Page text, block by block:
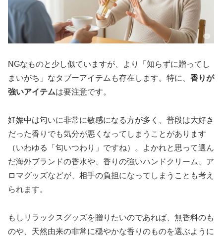
NGなものと少し似ていますが、より「知らずに贈ってし
まいがち」なタブーアイテムも存在します。特に、 香りが
強いアイテムは要注意です。
妊娠中は匂いに非常に敏感になる方が多く、普段は大好き
だった香りでも気分が悪くなってしまうことがあります
（いわゆる「匂いつわり」ですね）。よかれと思って選ん
だ海外ブランドの香水や、香りの強いハンドクリーム、ア
ロマグッズなどが、相手の負担になってしまうことも考え
られます。
もしリラックスグッズを贈りたいのであれば、 無香料のも
のや、天然由来の非常に穏やかな香りのものを選ぶように